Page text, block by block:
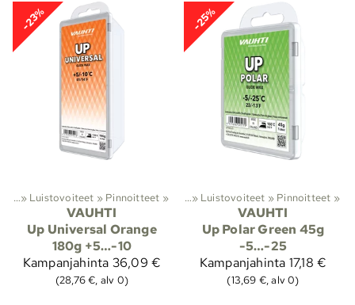
-23%
‪» Luistovoiteet ‪» Pinnoitteet ‪»
VAUHTI
Up Universal Orange
180g +5…-10
Kampanjahinta 36,09 €
(28,76 €, alv 0)
-25%
‪»Suksivoiteet ja suksihuolto ‪» Luistovoiteet ‪» Pinnoitteet ‪»
VAUHTI
Up Polar Green 45g
-5…-25
Kampanjahinta 17,18 €
(13,69 €, alv 0)